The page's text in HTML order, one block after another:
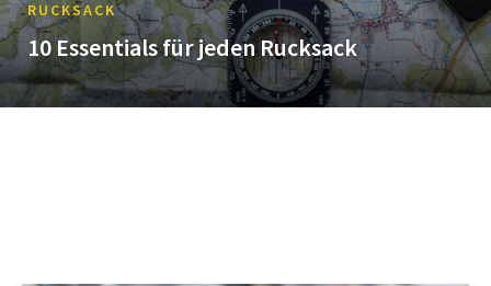
RUCKSACK
10 Essentials für jeden Rucksack